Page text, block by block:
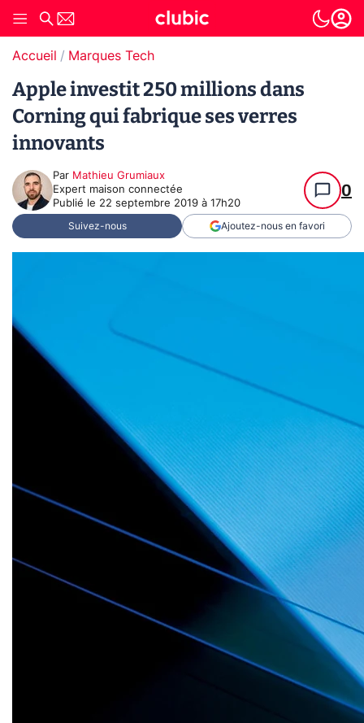
Accueil Marques Tech
Apple investit 250 millions dans
Corning qui fabrique ses verres
innovants
Par Mathieu Grumiaux
Expert maison connectée
Publié le 22 septembre 2019 à 17h20
0
Suivez-nous Ajoutez-nous en favori